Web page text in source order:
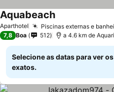
Aparthotel Piscinas externas e
Aquabeach
7,8 Boa 512 a 4.6 km de
Selecione as datas para ver
exatos.